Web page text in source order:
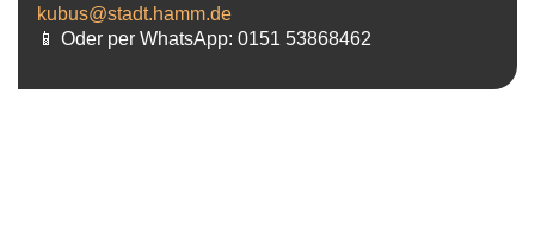
kubus@stadt.hamm.de
📱 Oder per WhatsApp: 0151 53868462